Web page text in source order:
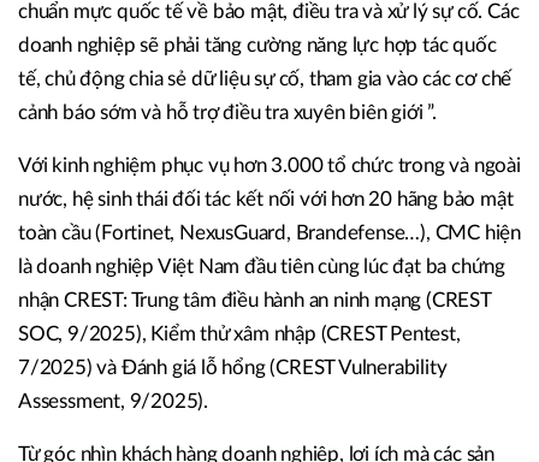
chuẩn mực quốc tế về bảo mật, điều tra và xử lý sự cố. Các
doanh nghiệp sẽ phải tăng cường năng lực hợp tác quốc
tế, chủ động chia sẻ dữ liệu sự cố, tham gia vào các cơ chế
cảnh báo sớm và hỗ trợ điều tra xuyên biên giới ”.
Với kinh nghiệm phục vụ hơn 3.000 tổ chức trong và ngoài
nước, hệ sinh thái đối tác kết nối với hơn 20 hãng bảo mật
toàn cầu (Fortinet, NexusGuard, Brandefense…), CMC hiện
là doanh nghiệp Việt Nam đầu tiên cùng lúc đạt ba chứng
nhận CREST: Trung tâm điều hành an ninh mạng (CREST
SOC, 9/2025), Kiểm thử xâm nhập (CREST Pentest,
7/2025) và Đánh giá lỗ hổng (CREST Vulnerability
Assessment, 9/2025).
Từ góc nhìn khách hàng doanh nghiệp, lợi ích mà các sản